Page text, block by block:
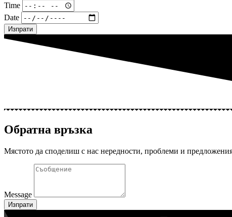
Time
Date
Изпрати
Обратна връзка
Мястото да споделиш с нас нередности, проблеми и
Message
Изпрати